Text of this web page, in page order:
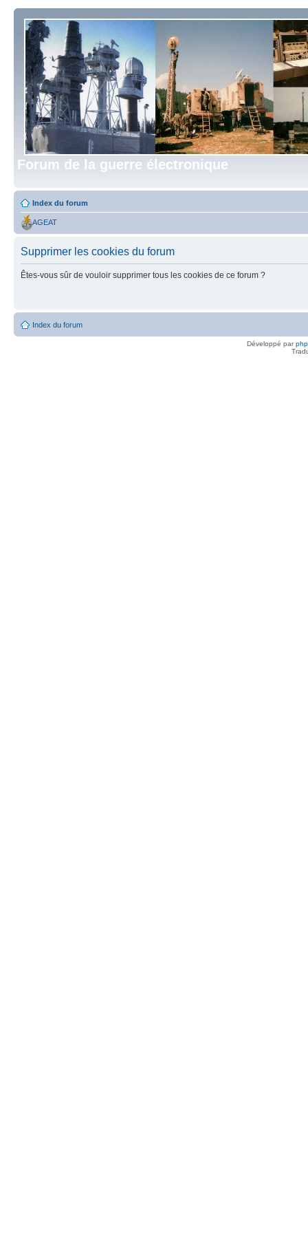
Forum de la guerre électronique
Index du forum
AGEAT
Supprimer les cookies du forum
Êtes-vous sûr de vouloir supprimer tous les cookies de ce forum ?
Index du forum
Développé par